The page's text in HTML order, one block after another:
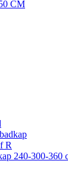
CM
R
240-300-360